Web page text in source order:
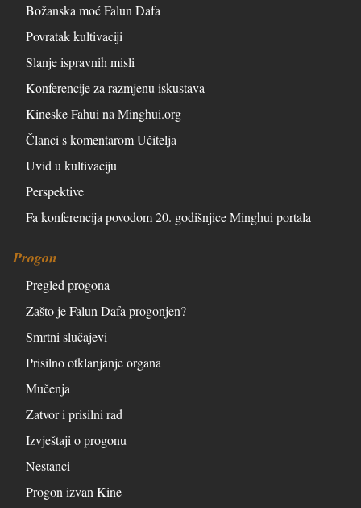
Božanska moć Falun Dafa
Povratak kultivaciji
Slanje ispravnih misli
Konferencije za razmjenu iskustava
Kineske Fahui na Minghui.org
Članci s komentarom Učitelja
Uvid u kultivaciju
Perspektive
Fa konferencija povodom 20. godišnjice Minghui portala
Progon
Pregled progona
Zašto je Falun Dafa progonjen?
Smrtni slučajevi
Prisilno otklanjanje organa
Mučenja
Zatvor i prisilni rad
Izvještaji o progonu
Nestanci
Progon izvan Kine